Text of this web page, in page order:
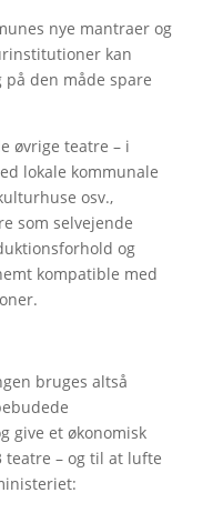
nye mantraer og
kan
den måde spare
øvrige teatre – i
lokale kommunale
osv.,
som selvejende
og
kompatible med
bruges altså
give et økonomisk
– og til at lufte